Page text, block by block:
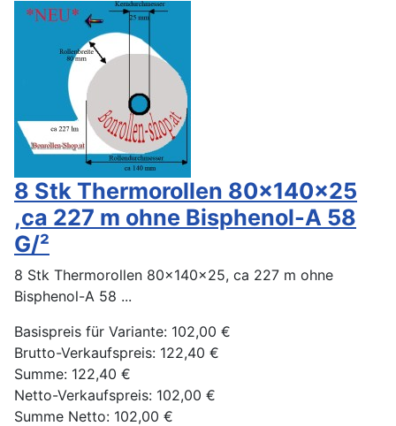
8 Stk Thermorollen 80x140x25
,ca 227 m ohne Bisphenol-A 58
G/²
8 Stk Thermorollen 80x140x25, ca 227 m ohne
Bisphenol-A 58 ...
Basispreis für Variante: 102,00 €
Brutto-Verkaufspreis: 122,40 €
Summe: 122,40 €
Netto-Verkaufspreis: 102,00 €
Summe Netto: 102,00 €